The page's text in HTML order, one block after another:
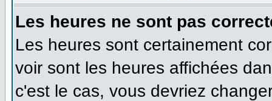
Les heures ne sont pas
Les heures sont certainement
voir sont les heures affichées
c'est le cas, vous devriez